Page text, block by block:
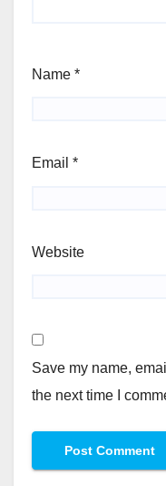
Name *
Email *
Website
Save my name,
the next time I